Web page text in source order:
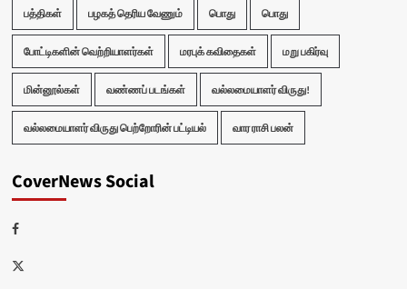
பத்திகள் பழகத் தெரிய வேணும் பொது பொது
போட்டிகளின் வெற்றியாளர்கள் மரபுக் கவிதைகள் மறு பகிர்வு
மின்னூல்கள் வண்ணப் படங்கள் வல்லமையாளர் விருது!
வல்லமையாளர் விருது பெற்றோரின் பட்டியல் வார ராசி பலன்
CoverNews Social
Facebook
Twitter